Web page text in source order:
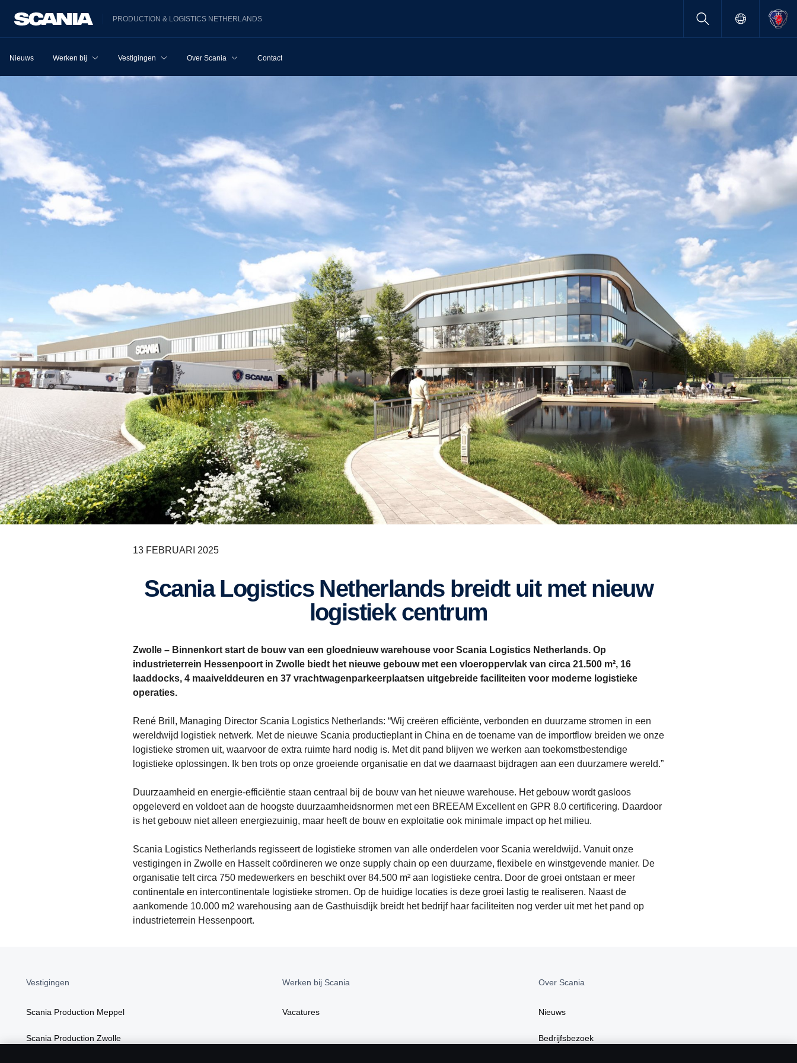
PRODUCTION & LOGISTICS NETHERLANDS
Nieuws Werken bij Vestigingen Over Scania Contact
13 FEBRUARI 2025
Scania Logistics Netherlands breidt uit met nieuw
logistiek centrum
Zwolle – Binnenkort start de bouw van een gloednieuw warehouse voor Scania Logistics Netherlands. Op
industrieterrein Hessenpoort in Zwolle biedt het nieuwe gebouw met een vloeroppervlak van circa 21.500 m², 16
laaddocks, 4 maaivelddeuren en 37 vrachtwagenparkeerplaatsen uitgebreide faciliteiten voor moderne logistieke
operaties.
René Brill, Managing Director Scania Logistics Netherlands: “Wij creëren efficiënte, verbonden en duurzame stromen in een
wereldwijd logistiek netwerk. Met de nieuwe Scania productieplant in China en de toename van de importflow breiden we onze
logistieke stromen uit, waarvoor de extra ruimte hard nodig is. Met dit pand blijven we werken aan toekomstbestendige
logistieke oplossingen. Ik ben trots op onze groeiende organisatie en dat we daarnaast bijdragen aan een duurzamere wereld.”
Duurzaamheid en energie-efficiëntie staan centraal bij de bouw van het nieuwe warehouse. Het gebouw wordt gasloos
opgeleverd en voldoet aan de hoogste duurzaamheidsnormen met een BREEAM Excellent en GPR 8.0 certificering. Daardoor
is het gebouw niet alleen energiezuinig, maar heeft de bouw en exploitatie ook minimale impact op het milieu.
Scania Logistics Netherlands regisseert de logistieke stromen van alle onderdelen voor Scania wereldwijd. Vanuit onze
vestigingen in Zwolle en Hasselt coördineren we onze supply chain op een duurzame, flexibele en winstgevende manier. De
organisatie telt circa 750 medewerkers en beschikt over 84.500 m² aan logistieke centra. Door de groei ontstaan er meer
continentale en intercontinentale logistieke stromen. Op de huidige locaties is deze groei lastig te realiseren. Naast de
aankomende 10.000 m2 warehousing aan de Gasthuisdijk breidt het bedrijf haar faciliteiten nog verder uit met het pand op
industrieterrein Hessenpoort.
Vestigingen
Scania Production Meppel
Scania Production Zwolle
Werken bij Scania
Vacatures
Over Scania
Nieuws
Bedrijfsbezoek